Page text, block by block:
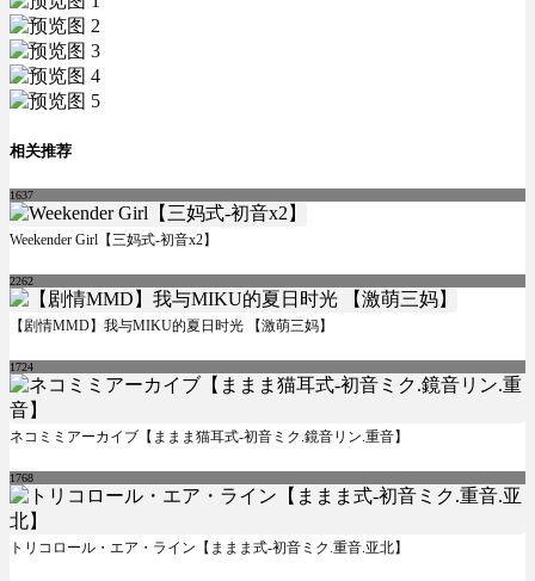
相关推荐
1637
Weekender Girl【三妈式-初音x2】
2262
【剧情MMD】我与MIKU的夏日时光 【激萌三妈】
1724
ネコミミアーカイブ【ままま猫耳式-初音ミク.鏡音リン.重音】
1768
トリコロール・エア・ライン【ままま式-初音ミク.重音.亚北】